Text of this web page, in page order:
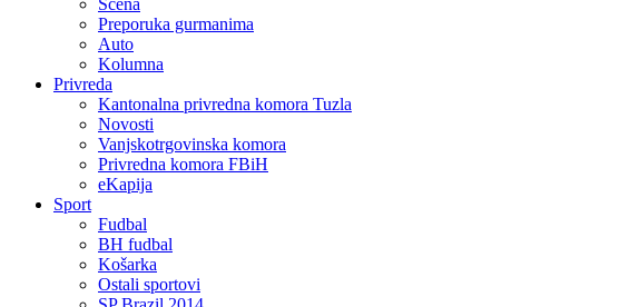
Preporuka gurmanima
Auto
Kolumna
Privreda
Kantonalna privredna komora Tuzla
Novosti
Vanjskotrgovinska komora
Privredna komora FBiH
eKapija
Sport
Fudbal
BH fudbal
Košarka
Ostali sportovi